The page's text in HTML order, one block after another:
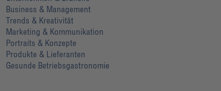
Business & Management
Trends & Kreativität
Marketing & Kommunikation
Portraits & Konzepte
Produkte & Lieferanten
Gesunde Betriebsgastronomie